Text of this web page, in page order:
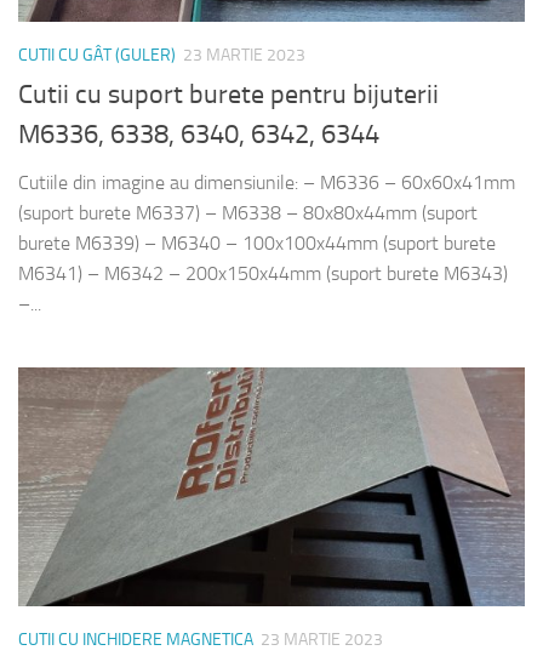
CUTII CU GÂT (GULER) 23 MARTIE 2023
Cutii cu suport burete pentru bijuterii
M6336, 6338, 6340, 6342, 6344
Cutiile din imagine au dimensiunile: – M6336 – 60x60x41mm
(suport burete M6337) – M6338 – 80x80x44mm (suport
burete M6339) – M6340 – 100x100x44mm (suport burete
M6341) – M6342 – 200x150x44mm (suport burete M6343)
–...
CUTII CU INCHIDERE MAGNETICA 23 MARTIE 2023